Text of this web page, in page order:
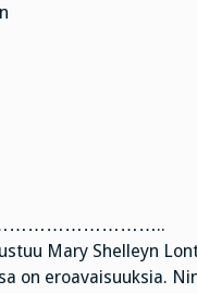
Mary Shelleyn
on eroavaisuuksia.